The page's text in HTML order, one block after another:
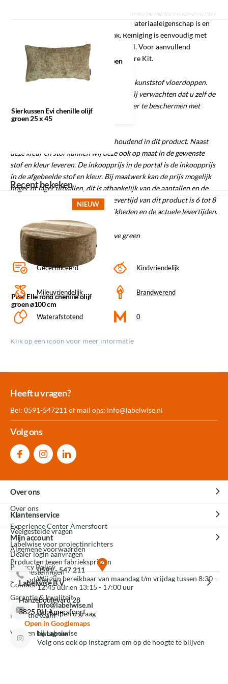
shading ontstaan, wat een natuurlijke materiaaleigenschap is en
zorgt voor nuance in het oppervlak. Reiniging is eenvoudig met
een droge doek of zachte meubelborstel. Voor aanvullend
onderhoud adviseren wij een Textiel Care Kit.
Let op:Dit product wordt geleverd met kunststof vloerdoppen.
Dit is niet geschikt voor iedere vloer. Wij verwachten dat u zelf de
verantwoordelijkheid neemt om uw vloer te beschermen met
bijpassende vloerbeschermers.
Belangrijk: Labelwise is voorraadhoudend in dit product. Naast
deze kleur en stof kunnen wij deze ook op maat in de gewenste
stof en kleur leveren. De inkoopprijs in de portal is de inkoopprijs
in de afgebeelde stof en kleur. Bij maatwerk kan de prijs mogelijk
hoger of lager uitvallen, dit is afhankelijk van de aantallen en de
gekozen stoffen. De gemiddelde levertijd van dit product is 6 tot 8
weken. Informeer naar de mogelijkheden en de actuele levertijden.
Materiaal/kleurcode: Eddy 14 olive green
Gecertificeerd Kindvriendelijk
Mileuvriendelijk Brandwerend
Waterafstotend 0
Klik op een icoon voor meer informatie
Sierkussen Evi
chenille olijf groen
25 x 45
Sierkussen Evi chenille olijf
groen 25 x 45
Recent bekeken
Poef Elle rond chenille olijf
groen ø100 cm
NIEUW
Meer dan 30.000
Heeft u vragen?
Bel: 0591-547211 of mail ons: info@labelwise.nl
Volg ons
Over ons
Over ons
Experience Center Amersfoort
Labelwise voor projectinrichters
Producten tegen fabrieksprijzen
3D modellen
Garantie & kwaliteit
Meet the team
Werken bij Labelwise
Klantenservice
Veelgestelde vragen
Algemene voorwaarden
Privacy Policy
Contact
Mijn account
Dealer login aanvragen
Mijn bestellingen
0591 - 547 211
Wij zijn bereikbaar van maandag t/m vrijdag tussen 8:30 -
12:45 uur en 13:15 - 17:00 uur
info@labelwise.nl
Wij helpen u graag
Instagram
Volg ons ook op Instagram om op de hoogte te blijven
Labelwise B.V.
Hanzeboulevard 28
3825 PH Amersfoort
Open in Googlemaps